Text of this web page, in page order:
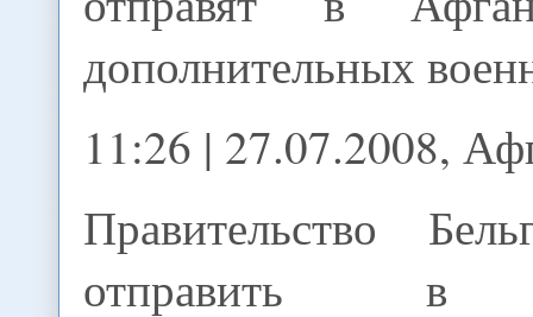
дополнительных
11:26 | 27.07.2008,
Правительство
отправить в